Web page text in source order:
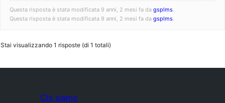
Questa risposta è stata modificata 9 anni, 2 mesi fa da gsplms.
Questa risposta è stata modificata 9 anni, 2 mesi fa da gsplms.
Stai visualizzando 1 risposte (di 1 totali)
Chi siamo